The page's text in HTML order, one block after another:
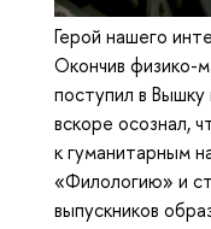
Герой нашего
Окончив физико-
поступил в
вскоре осознал,
к гуманитарным
«Филологию» и
выпускников